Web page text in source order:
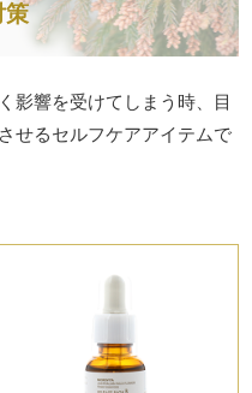
策
影響を受けてしまう時、目
せるセルフケアアイテムで